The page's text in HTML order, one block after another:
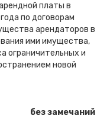
платы в
по договорам
арендаторов в
ими имущества,
ограничительных и
новой
без замечаний